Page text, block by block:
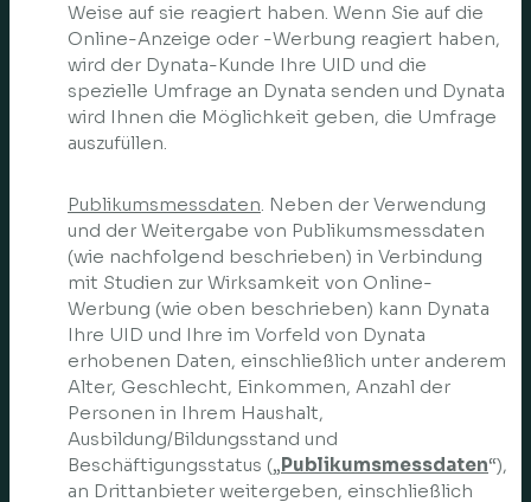
Weise auf sie reagiert haben. Wenn Sie auf die
Online-Anzeige oder -Werbung reagiert haben,
wird der Dynata-Kunde Ihre UID und die
spezielle Umfrage an Dynata senden und Dynata
wird Ihnen die Möglichkeit geben, die Umfrage
auszufüllen.
Publikumsmessdaten. Neben der Verwendung
und der Weitergabe von Publikumsmessdaten
(wie nachfolgend beschrieben) in Verbindung
mit Studien zur Wirksamkeit von Online-
Werbung (wie oben beschrieben) kann Dynata
Ihre UID und Ihre im Vorfeld von Dynata
erhobenen Daten, einschließlich unter anderem
Alter, Geschlecht, Einkommen, Anzahl der
Personen in Ihrem Haushalt,
Ausbildung/Bildungsstand und
Beschäftigungsstatus („Publikumsmessdaten“),
an Drittanbieter weitergeben, einschließlich